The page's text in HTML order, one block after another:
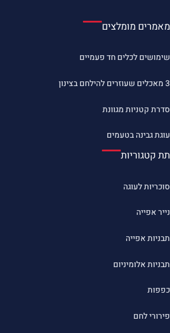
מאמרים מומלצים
שימושים לכלים חד פעמיים
3 מאכלים שעוזרים להילחם בצינון
סדרת קטניות מגוונת
עוגת גבינה בטעמים
תת קטגוריות
סוכריות לעוגה
נייר אפייה
תבניות אפייה
תבניות אלומיניום
כפפות
פירורי לחם